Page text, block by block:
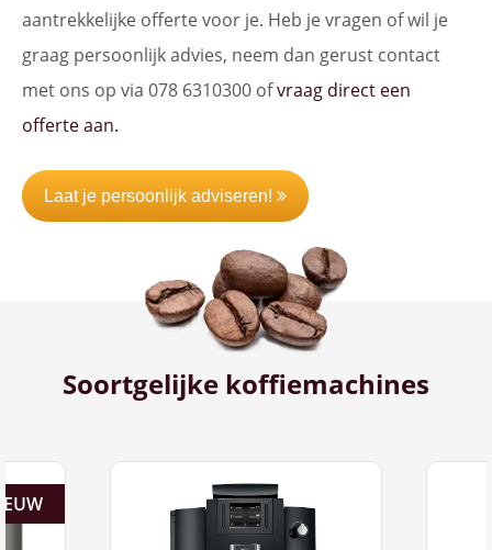
aantrekkelijke offerte voor je. Heb je vragen of wil je
graag persoonlijk advies, neem dan gerust contact
met ons op via 078 6310300 ofvraag direct een
offerte aan.
Laat je persoonlijk adviseren!
Soortgelijke koffiemachines